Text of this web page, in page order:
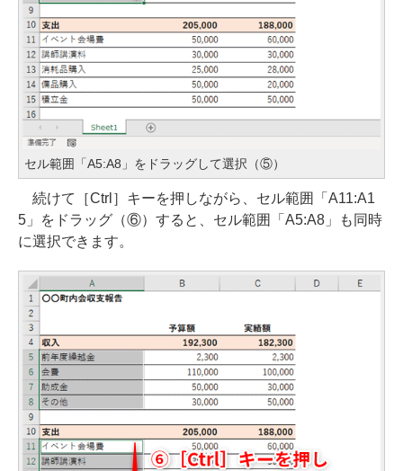
セル範囲「A5:A8」をドラッグして選択（⑤）
続けて［Ctrl］キーを押しながら、セル範囲「A11:A1
5」をドラッグ（⑥）すると、セル範囲「A5:A8」も同時
に選択できます。